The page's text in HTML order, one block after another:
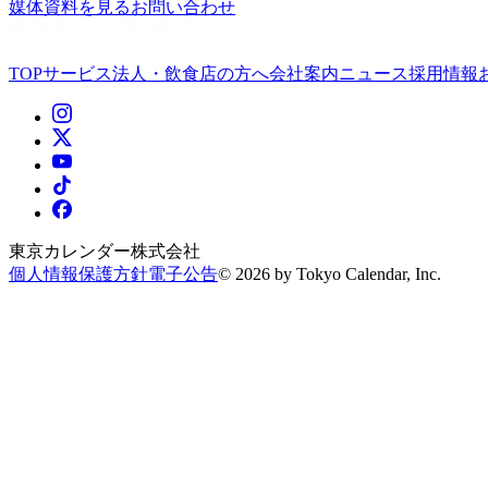
媒体資料を見るお問い合わせ
TOPサービス法人・飲食店の方へ会社案内ニュース採用情報
東京カレンダー株式会社
個人情報保護方針電子公告© 2026 by Tokyo Calendar, Inc.